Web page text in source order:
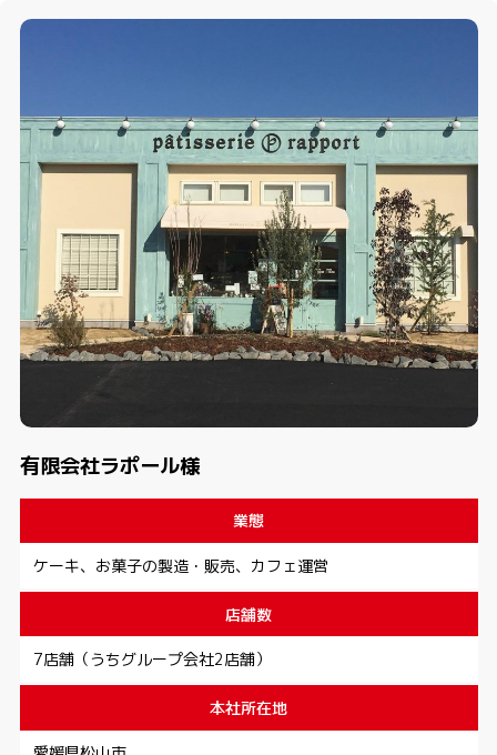
有限会社ラポール様
業態
ケーキ、お菓子の製造・販売、カフェ運営
店舗数
7店舗（うちグループ会社2店舗）
本社所在地